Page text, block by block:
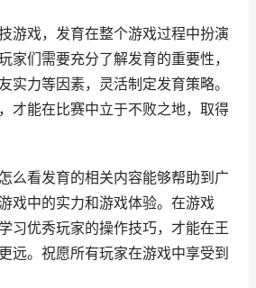
游戏，发育在整个游戏过程中扮演
家们需要充分了解发育的重要性，
实力等因素，灵活制定发育策略。
才能在比赛中立于不败之地，取得
么看发育的相关内容能够帮助到广
戏中的实力和游戏体验。在游戏
习优秀玩家的操作技巧，才能在王
远。祝愿所有玩家在游戏中享受到